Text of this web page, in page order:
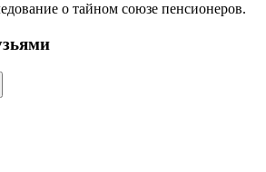
о тайном союзе пенсионеров.